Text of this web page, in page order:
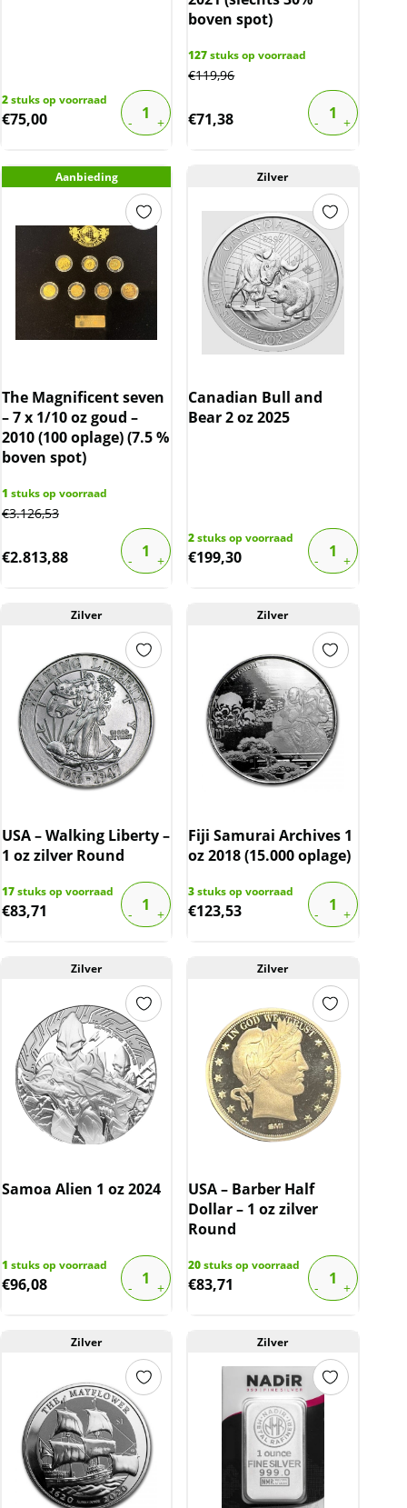
2stuks op voorraad
€75,00
boven spot)
127stuks op voorraad
€119,96
€71,38
Aanbieding
The Magnificent seven
– 7 x 1/10 oz goud –
2010 (100 oplage) (7.5 %
boven spot)
1 stuks op voorraad
€3.126,53
€2.813,88
Zilver
Canadian Bull and
Bear 2 oz 2025
2stuks op voorraad
€199,30
Zilver
USA – Walking Liberty –
1 oz zilver Round
17stuks op voorraad
€83,71
Zilver
Fiji Samurai Archives 1
oz 2018 (15.000 oplage)
3stuks op voorraad
€123,53
Zilver
Samoa Alien 1 oz 2024
1 stuks op voorraad
€96,08
Zilver
USA – Barber Half
Dollar – 1 oz zilver
Round
20stuks op voorraad
€83,71
Zilver Zilver